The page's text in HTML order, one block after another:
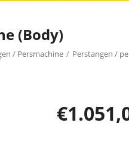
(Body)
/ Persmachine / Perstangen /
€